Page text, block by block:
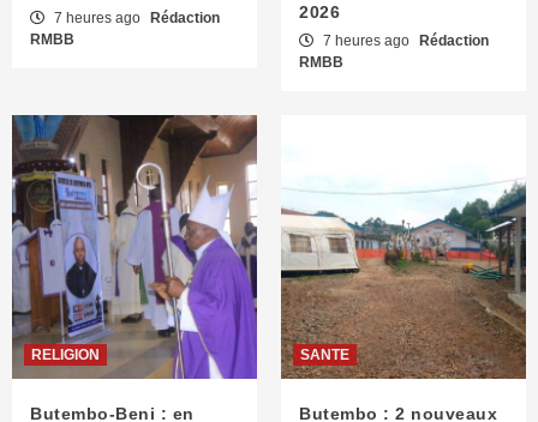
7 heures ago Rédaction
RMBB
2026
7 heures ago Rédaction
RMBB
RELIGION
Butembo-Beni : en
SANTE
Butembo : 2 nouveaux